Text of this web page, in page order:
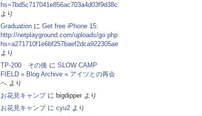
hs=7bd5c717041e856ac703a4d03f9d38c1&
より
Graduationに Get free iPhone 15:
http://netplayground.com/uploads/go.php
hs=a271710f1e6bf257baef2dca922305ae*
より
TP-200 その後 に SLOW CAMP
FIELD » Blog Archive » アイツとの再会
へより
お花見キャンプに bigdipperより
お花見キャンプに cyu2より